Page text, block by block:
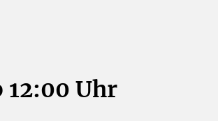
12:00 Uhr